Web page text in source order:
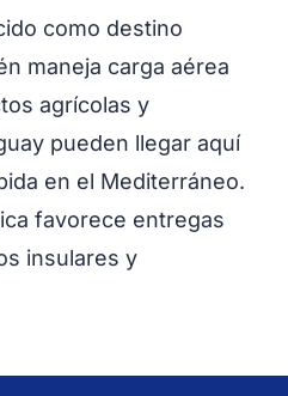
como destino
maneja carga aérea
agrícolas y
pueden llegar aquí
en el Mediterráneo.
favorece entregas
insulares y